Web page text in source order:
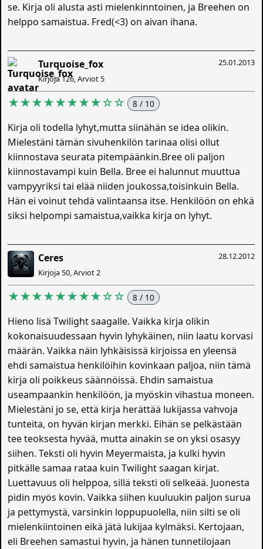
se. Kirja oli alusta asti mielenkinntoinen, ja Breehen on
helppo samaistua. Fred(<3) on aivan ihana.
25.01.2013
Turquoise_fox
Kirjoja 126, Arviot 5
★★★★★★★★☆☆ 8 / 10
Kirja oli todella lyhyt,mutta siinähän se idea olikin.
Mielestäni tämän sivuhenkilön tarinaa olisi ollut
kiinnostava seurata pitempäänkin.Bree oli paljon
kiinnostavampi kuin Bella. Bree ei halunnut muuttua
vampyyriksi tai elää niiden joukossa,toisinkuin Bella.
Hän ei voinut tehdä valintaansa itse. Henkilöön on ehkä
siksi helpompi samaistua,vaikka kirja on lyhyt.
28.12.2012
Ceres
Kirjoja 50, Arviot 2
★★★★★★★★☆☆ 8 / 10
Hieno lisä Twilight saagalle. Vaikka kirja olikin
kokonaisuudessaan hyvin lyhykäinen, niin laatu korvasi
määrän. Vaikka näin lyhkäisissä kirjoissa en yleensä
ehdi samaistua henkilöihin kovinkaan paljoa, niin tämä
kirja oli poikkeus säännöissä. Ehdin samaistua
useampaankin henkilöön, ja myöskin vihastua moneen.
Mielestäni jo se, että kirja herättää lukijassa vahvoja
tunteita, on hyvän kirjan merkki. Eihän se pelkästään
tee teoksesta hyvää, mutta ainakin se on yksi osasyy
siihen. Teksti oli hyvin Meyermaista, ja kulki hyvin
pitkälle samaa rataa kuin Twilight saagan kirjat.
Luettavuus oli helppoa, sillä teksti oli selkeää. Juonesta
pidin myös kovin. Vaikka siihen kuuluukin paljon surua
ja pettymystä, varsinkin loppupuolella, niin silti se oli
mielenkiintoinen eikä jätä lukijaa kylmäksi. Kertojaan,
eli Breehen samastui hyvin, ja hänen tunnetilojaan